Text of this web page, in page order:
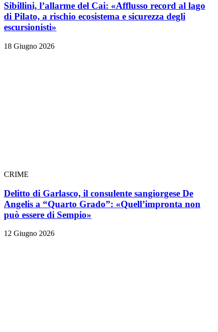
Sibillini, l’allarme del Cai: «Afflusso record al lago
di Pilato, a rischio ecosistema e sicurezza degli
escursionisti»
18 Giugno 2026
CRIME
Delitto di Garlasco, il consulente sangiorgese De
Angelis a “Quarto Grado”: «Quell’impronta non
può essere di Sempio»
12 Giugno 2026